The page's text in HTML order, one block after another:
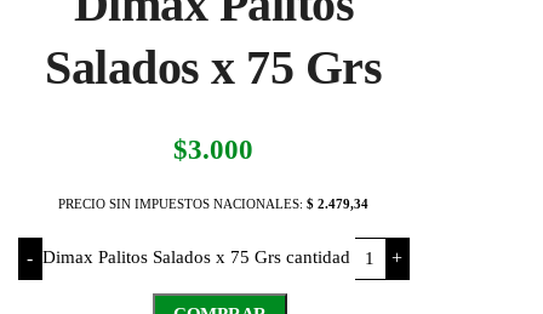
Salados x 75 Grs
$3.000
PRECIO SIN IMPUESTOS NACIONALES:$ 2.479,34
- Dimax Palitos Salados x 75 Grs cantidad +